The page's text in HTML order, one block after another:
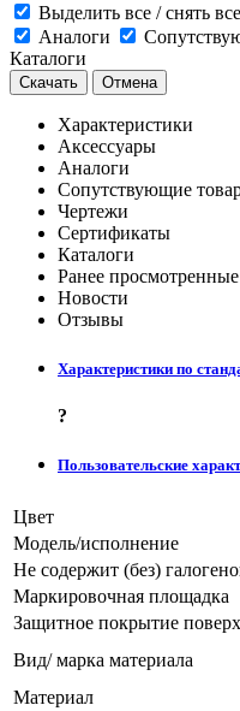
Выделить все / снять все
Аналоги
Каталоги
Скачать Отмена
Характеристики
Аксессуары
Аналоги
Сопутствующие
Чертежи
Сертификаты
Каталоги
Ранее
Новости
Отзывы
Характеристики по
?
Пользовательские
Цвет
Модель/исполнение
Не содержит (без)
Маркировочная площадка
Защитное покрытие
Вид/ марка материала
Материал